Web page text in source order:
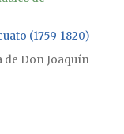
(1759-1820)
de Don Joaquín